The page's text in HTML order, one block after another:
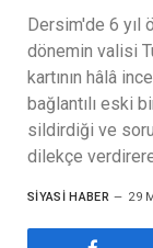
Dersim'de 6 yıl
dönemin valisi
kartının hâlâ
bağlantılı eski
sildirdiği ve
dilekçe
SIYASI HABER 29